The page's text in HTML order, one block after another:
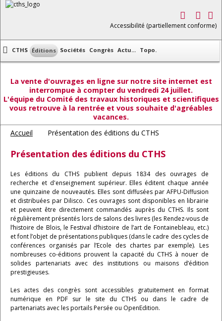
Accessibilité (partiellement conforme)
CTHS Éditions Sociétés Congrès Actu... Topo.
La vente d'ouvrages en ligne sur notre site internet est
interrompue à compter du vendredi 24 juillet.
L'équipe du Comité des travaux historiques et scientifiques
vous retrouve à la rentrée et vous souhaite d'agréables
vacances.
Accueil
Présentation des éditions du CTHS
Présentation des éditions du CTHS
Les éditions du CTHS publient depuis 1834 des ouvrages de
recherche et d'enseignement supérieur. Elles éditent chaque année
une quinzaine de nouveautés. Elles sont diffusées par AFPU-Diffusion
et distribuées par Dilisco. Ces ouvrages sont disponibles en librairie
et peuvent être directement commandés auprès du CTHS. Ils sont
régulièrement présentés lors de salons des livres (les Rendez-vous de
l’histoire de Blois, le Festival d’histoire de l’art de Fontainebleau, etc.)
et font l’objet de présentations publiques (dans le cadre des cycles de
conférences organisés par l’Ecole des chartes par exemple). Les
nombreuses co-éditions prouvent la capacité du CTHS à nouer de
solides partenariats avec des institutions ou maisons d’édition
prestigieuses.
Les actes des congrès sont accessibles gratuitement en format
numérique en PDF sur le site du CTHS ou dans le cadre de
partenariats avec les portails Persée ou OpenEdition.